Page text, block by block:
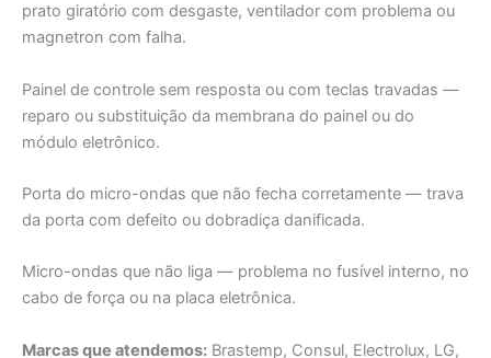
prato giratório com desgaste, ventilador com problema ou
magnetron com falha.
Painel de controle sem resposta ou com teclas travadas —
reparo ou substituição da membrana do painel ou do
módulo eletrônico.
Porta do micro-ondas que não fecha corretamente — trava
da porta com defeito ou dobradiça danificada.
Micro-ondas que não liga — problema no fusível interno, no
cabo de força ou na placa eletrônica.
Marcas que atendemos: Brastemp, Consul, Electrolux, LG,